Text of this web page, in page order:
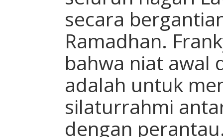
secara
Ramadhan.
bahwa niat awal
adalah untuk
silaturrahmi
dengan